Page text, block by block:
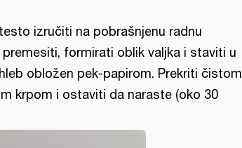
izručiti na pobrašnjenu radnu
premesiti, formirati oblik valjka i staviti u
obložen pek-papirom. Prekriti čistom
krpom i ostaviti da naraste (oko 30